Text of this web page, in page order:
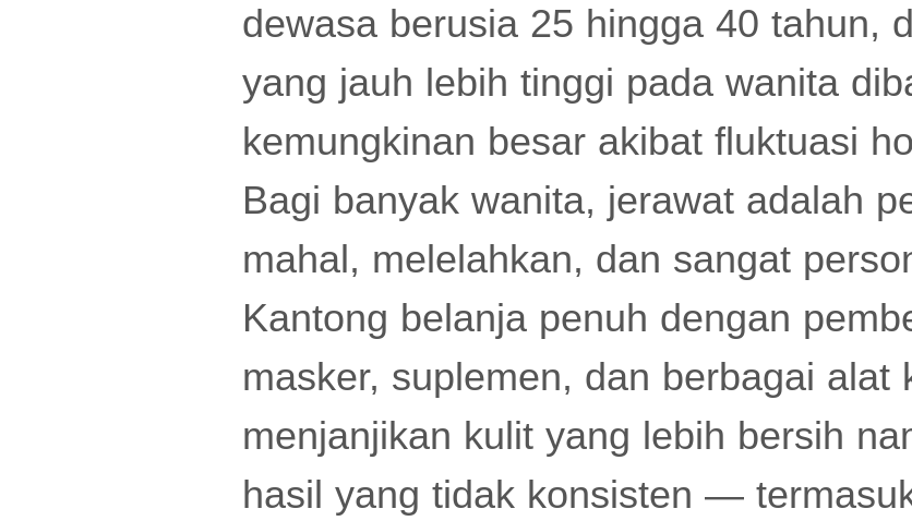
dewasa berusia 25 hingga 40 tahun,
yang jauh lebih tinggi pada wanita
kemungkinan besar akibat fluktuasi
Bagi banyak wanita, jerawat adalah
mahal, melelahkan, dan sangat
Kantong belanja penuh dengan
masker, suplemen, dan berbagai alat
menjanjikan kulit yang lebih bersih
hasil yang tidak konsisten —